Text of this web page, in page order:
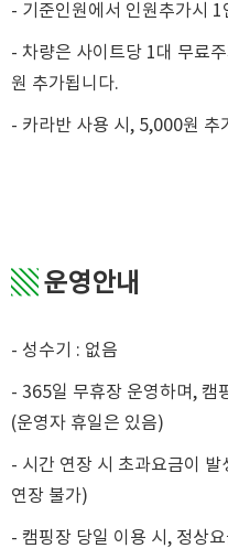
- 기준인원에서 인원추가시
- 차량은 사이트당 1대 무료
원 추가됩니다.
- 카라반 사용 시, 5,000원 추
▧운영안내
- 성수기 : 없음
- 365일 무휴장 운영하며, 캠
(운영자 휴일은 있음)
- 시간 연장 시 초과요금이
연장 불가)
- 캠핑장 당일 이용 시, 정상